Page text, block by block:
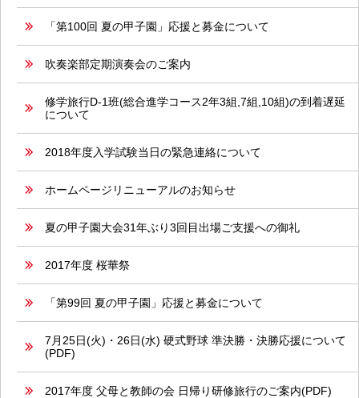
「第100回 夏の甲子園」応援と募金について
吹奏楽部定期演奏会のご案内
修学旅行D-1班(総合進学コース2年3組,7組,10組)の到着遅延
について
2018年度入学試験当日の緊急連絡について
ホームページリニューアルのお知らせ
夏の甲子園大会31年ぶり3回目出場ご支援への御礼
2017年度 桜華祭
「第99回 夏の甲子園」応援と募金について
7月25日(火)・26日(水) 硬式野球 準決勝・決勝応援について
(PDF)
2017年度 父母と教師の会 日帰り研修旅行のご案内(PDF)